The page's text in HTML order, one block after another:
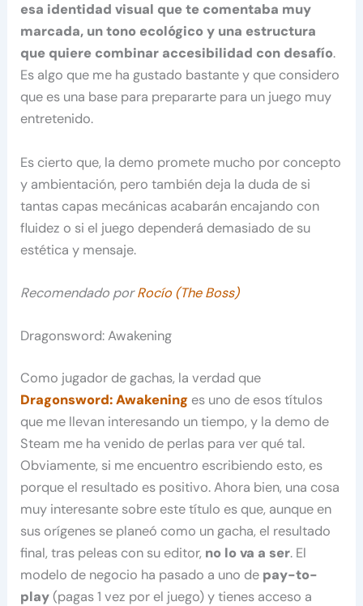
esa identidad visual que te comentaba muy
marcada, un tono ecológico y una estructura
que quiere combinar accesibilidad con desafío.
Es algo que me ha gustado bastante y que considero
que es una base para prepararte para un juego muy
entretenido.
Es cierto que, la demo promete mucho por concepto
y ambientación, pero también deja la duda de si
tantas capas mecánicas acabarán encajando con
fluidez o si el juego dependerá demasiado de su
estética y mensaje.
Recomendado por Rocío (The Boss)
Dragonsword: Awakening
Como jugador de gachas, la verdad que
Dragonsword: Awakening es uno de esos títulos
que me llevan interesando un tiempo, y la demo de
Steam me ha venido de perlas para ver qué tal.
Obviamente, si me encuentro escribiendo esto, es
porque el resultado es positivo. Ahora bien, una cosa
muy interesante sobre este título es que, aunque en
sus orígenes se planeó como un gacha, el resultado
final, tras peleas con su editor, no lo va a ser. El
modelo de negocio ha pasado a uno de pay-to-
play(pagas 1 vez por el juego) y tienes acceso a